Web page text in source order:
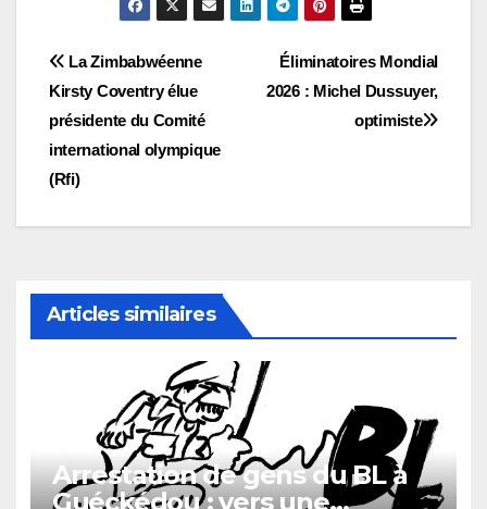
Navigation
de
l’article
Éliminatoires Mondial
2026 : Michel Dussuyer,
optimiste
La Zimbabwéenne
Kirsty Coventry élue
présidente du Comité
international olympique
(Rfi)
Articles similaires
Arrestation de gens du BL à
Guéckédou : vers une